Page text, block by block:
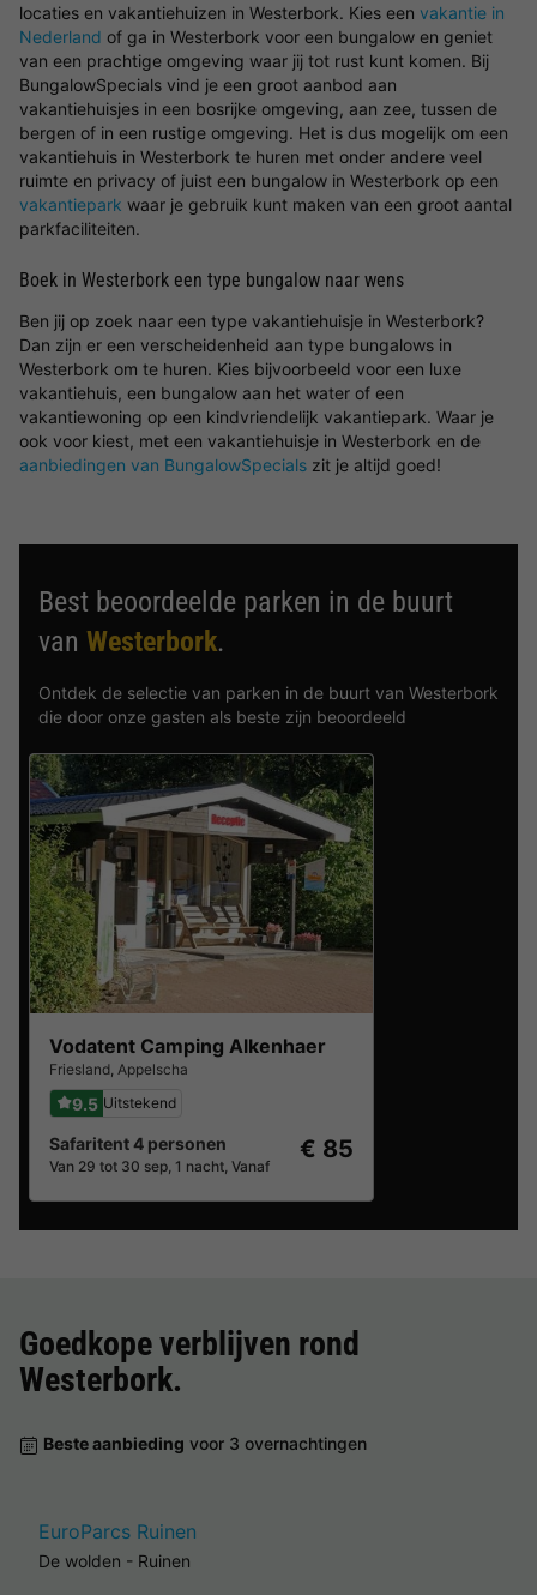
locaties en vakantiehuizen in Westerbork. Kies een vakantie in
Nederland of ga in Westerbork voor een bungalow en geniet
van een prachtige omgeving waar jij tot rust kunt komen. Bij
BungalowSpecials vind je een groot aanbod aan
vakantiehuisjes in een bosrijke omgeving, aan zee, tussen de
bergen of in een rustige omgeving. Het is dus mogelijk om een
vakantiehuis in Westerbork te huren met onder andere veel
ruimte en privacy of juist een bungalow in Westerbork op een
vakantiepark waar je gebruik kunt maken van een groot aantal
parkfaciliteiten.
Boek in Westerbork een type bungalow naar wens
Ben jij op zoek naar een type vakantiehuisje in Westerbork?
Dan zijn er een verscheidenheid aan type bungalows in
Westerbork om te huren. Kies bijvoorbeeld voor een luxe
vakantiehuis, een bungalow aan het water of een
vakantiewoning op een kindvriendelijk vakantiepark. Waar je
ook voor kiest, met een vakantiehuisje in Westerbork en de
aanbiedingen van BungalowSpecials zit je altijd goed!
Best beoordeelde parken in de buurt
van Westerbork.
Ontdek de selectie van parken in de buurt van Westerbork
die door onze gasten als beste zijn beoordeeld
Vodatent Camping Alkenhaer
Friesland, Appelscha
9.5 Uitstekend
Safaritent 4 personen
Van 29 tot 30 sep, 1 nacht, Vanaf
€ 85
Goedkope verblijven rond
Westerbork.
Beste aanbieding voor 3 overnachtingen
EuroParcs Ruinen
De wolden - Ruinen